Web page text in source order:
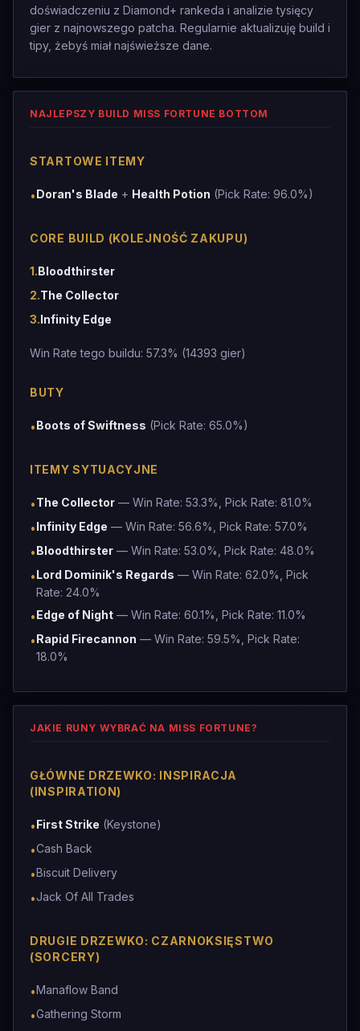
doświadczeniu z Diamond+ rankeda i analizie tysięcy
gier z najnowszego patcha. Regularnie aktualizuję build i
tipy, żebyś miał najświeższe dane.
NAJLEPSZY BUILD MISS FORTUNE BOTTOM
STARTOWE ITEMY
•Doran's Blade + Health Potion (Pick Rate: 96.0%)
CORE BUILD (KOLEJNOŚĆ ZAKUPU)
1.Bloodthirster
2.The Collector
3.Infinity Edge
Win Rate tego buildu: 57.3% (14393 gier)
BUTY
•Boots of Swiftness (Pick Rate: 65.0%)
ITEMY SYTUACYJNE
•The Collector — Win Rate: 53.3%, Pick Rate: 81.0%
•Infinity Edge — Win Rate: 56.6%, Pick Rate: 57.0%
•Bloodthirster — Win Rate: 53.0%, Pick Rate: 48.0%
•Lord Dominik's Regards — Win Rate: 62.0%, Pick
Rate: 24.0%
•Edge of Night — Win Rate: 60.1%, Pick Rate: 11.0%
•Rapid Firecannon — Win Rate: 59.5%, Pick Rate:
18.0%
JAKIE RUNY WYBRAĆ NA MISS FORTUNE?
GŁÓWNE DRZEWKO: INSPIRACJA
(INSPIRATION)
•First Strike (Keystone)
•Cash Back
•Biscuit Delivery
•Jack Of All Trades
DRUGIE DRZEWKO: CZARNOKSIĘSTWO
(SORCERY)
•Manaflow Band
•Gathering Storm